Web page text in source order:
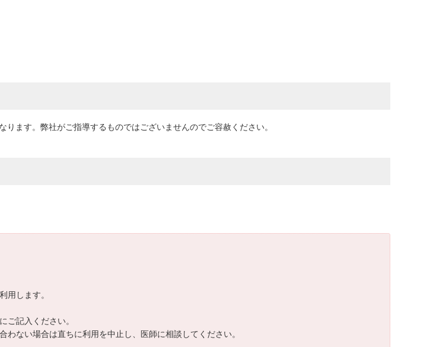
ます。弊社がご指導するものではございませんのでご容赦ください。
します。
記入ください。
ない場合は直ちに利用を中止し、医師に相談してください。